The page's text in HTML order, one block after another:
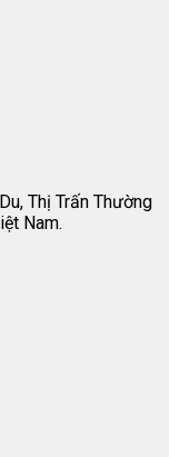
Thị Trấn Thường
Nam.